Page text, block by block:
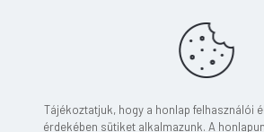
Akadálymentesítési
Tájékoztatjuk, hogy a honlap felhasználói
érdekében sütiket alkalmazunk. A